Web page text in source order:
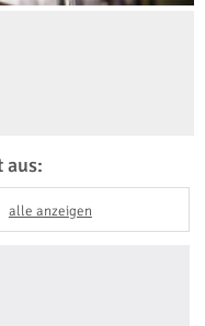
aus:
alle anzeigen